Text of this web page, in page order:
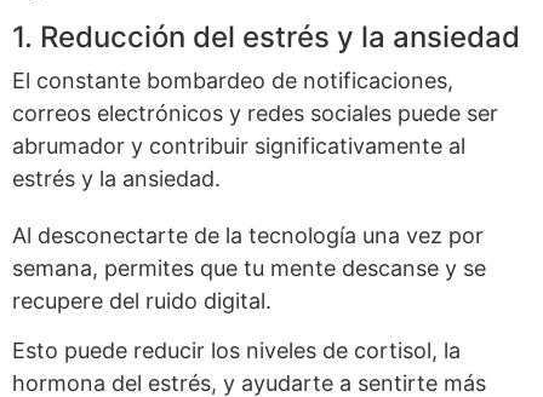
1. Reducción del estrés y la ansiedad
El constante bombardeo de notificaciones,
correos electrónicos y redes sociales puede ser
abrumador y contribuir significativamente al
estrés y la ansiedad.
Al desconectarte de la tecnología una vez por
semana, permites que tu mente descanse y se
recupere del ruido digital.
Esto puede reducir los niveles de cortisol, la
hormona del estrés, y ayudarte a sentirte más